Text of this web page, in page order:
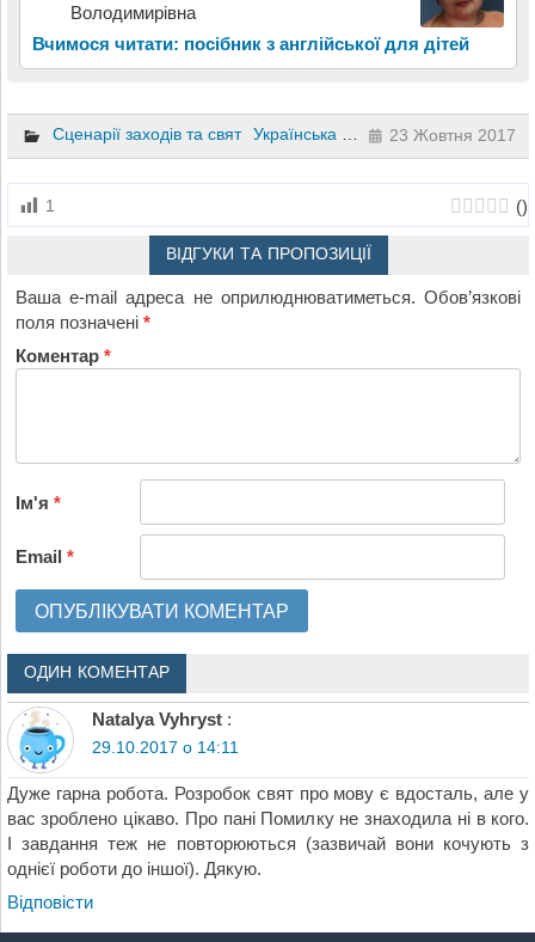
Володимирівна
Вчимося читати: посібник з англійської для дітей
Сценарії заходів та свят Українська мова 5 клас 6 клас
23 Жовтня 2017
1 ()
ВІДГУКИ ТА ПРОПОЗИЦІЇ
Ваша e-mail адреса не оприлюднюватиметься. Обов’язкові
поля позначені*
Коментар*
Ім'я*
Email*
ОДИН КОМЕНТАР
Natalya Vyhryst :
29.10.2017 о 14:11
Дуже гарна робота. Розробок свят про мову є вдосталь, але у
вас зроблено цікаво. Про пані Помилку не знаходила ні в кого.
І завдання теж не повторюються (зазвичай вони кочують з
однієї роботи до іншої). Дякую.
Відповіcти